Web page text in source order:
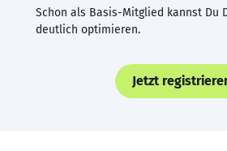
Schon als Basis-Mitglied kannst Du
deutlich optimieren.
Jetzt